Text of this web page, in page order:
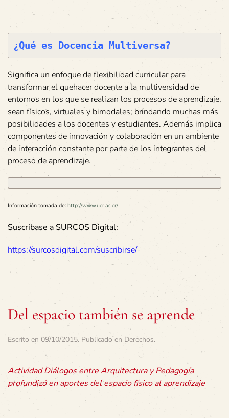
¿Qué es Docencia Multiversa?
Significa un enfoque de flexibilidad curricular para
transformar el quehacer docente a la multiversidad de
entornos en los que se realizan los procesos de aprendizaje,
sean físicos, virtuales y bimodales; brindando muchas más
posibilidades a los docentes y estudiantes. Además implica
componentes de innovación y colaboración en un ambiente
de interacción constante por parte de los integrantes del
proceso de aprendizaje.
Información tomada de: http://www.ucr.ac.cr/
Suscríbase a SURCOS Digital:
https://surcosdigital.com/suscribirse/
Del espacio también se aprende
Escrito en 09/10/2015. Publicado en Derechos.
Actividad Diálogos entre Arquitectura y Pedagogía
profundizó en aportes del espacio físico al aprendizaje